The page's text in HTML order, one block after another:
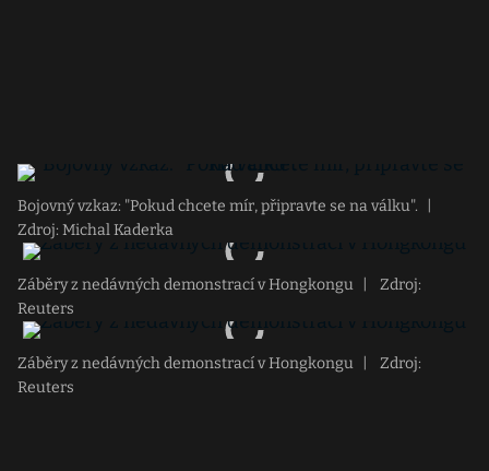
Bojovný vzkaz: "Pokud chcete mír, připravte se na válku".
Zdroj: Michal Kaderka
Záběry z nedávných demonstrací v Hongkongu
Zdroj:
Reuters
Záběry z nedávných demonstrací v Hongkongu
Zdroj:
Reuters